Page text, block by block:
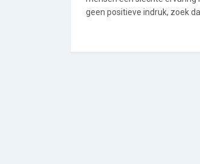
geen positieve indruk, zoek